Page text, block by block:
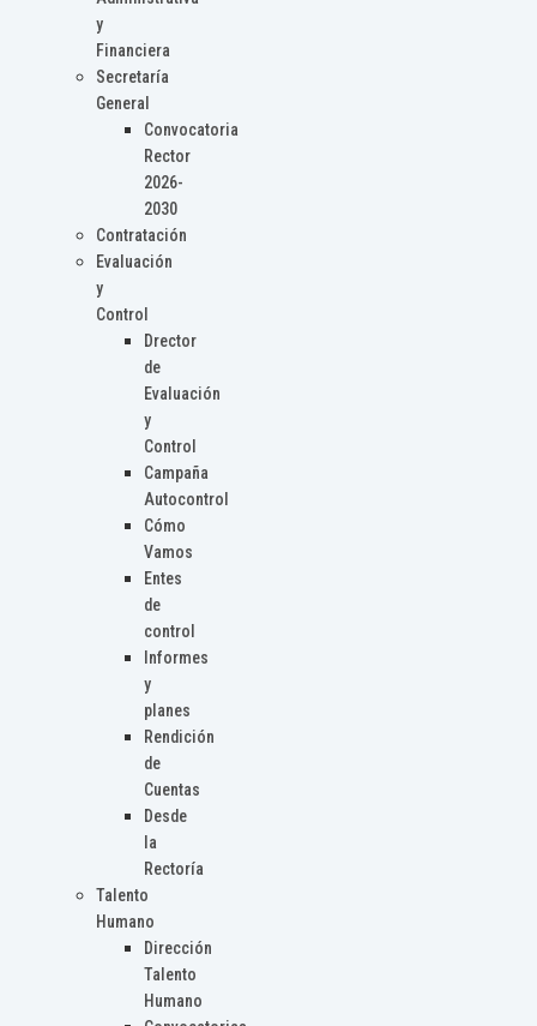
y
Financiera
Secretaría
General
Convocatoria
Rector
2026-
2030
Contratación
Evaluación
y
Control
Drector
de
Evaluación
y
Control
Campaña
Autocontrol
Cómo
Vamos
Entes
de
control
Informes
y
planes
Rendición
de
Cuentas
Desde
la
Rectoría
Talento
Humano
Dirección
Talento
Humano